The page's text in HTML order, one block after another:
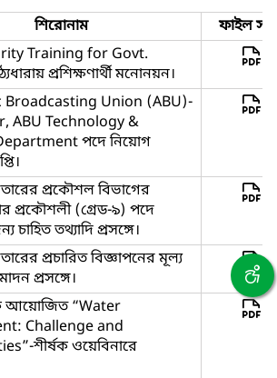
শিরোনাম
ফাইল
Training for Govt.
প্রশিক্ষণার্থী মনোনয়ন।
Broadcasting Union (ABU)-
ABU Technology &
পদে নিয়োগ
প্রকৌশল বিভাগের
প্রকৌশলী (গ্রেড-৯) পদে
চাহিত তথ্যাদি প্রসঙ্গে।
প্রচারিত বিজ্ঞাপনের মূল্য
প্রসঙ্গে।
আয়োজিত “Water
Challenge and
শীর্ষক ওয়েবিনারে